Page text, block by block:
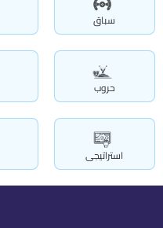
سباق
حروب
استراتيجى